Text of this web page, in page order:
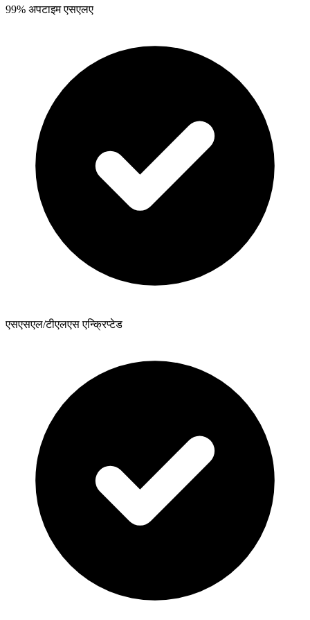
99% अपटाइम एसएलए
एसएसएल/टीएलएस एन्क्रिप्टेड